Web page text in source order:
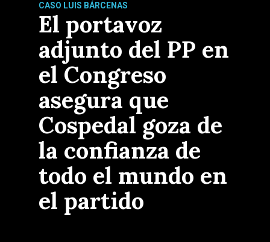
CASO LUIS BÁRCENAS
El portavoz
adjunto del PP en
el Congreso
asegura que
Cospedal goza de
la confianza de
todo el mundo en
el partido